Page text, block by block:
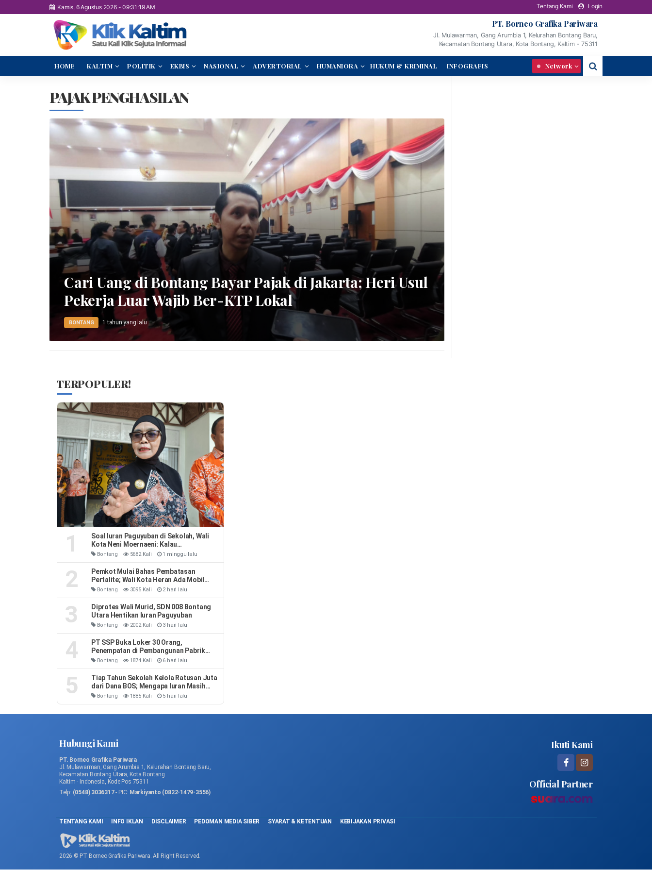
Kamis, 6 Agustus 2026-09:31:20 AM Tentang Kami Login
PT. Borneo Grafika Pariwara
Jl. Mulawarman, Gang Arumbia 1, Kelurahan Bontang Baru,
Kecamatan Bontang Utara, Kota Bontang, Kaltim - 75311
HOME KALTIM POLITIK EKBIS NASIONAL ADVERTORIAL HUMANIORA HUKUM & KRIMINAL INFOGRAFIS Network
PAJAK PENGHASILAN
Cari Uang di Bontang Bayar Pajak di Jakarta; Heri Usul
Pekerja Luar Wajib Ber-KTP Lokal
BONTANG 1 tahun yang lalu
TERPOPULER!
1
Soal Iuran Paguyuban di Sekolah, Wali
Kota Neni Moernaeni: Kalau
Kesepakatan Orang Tua Jangan Ribut-
Ribut
Bontang 5682 Kali 1 minggu lalu
2
Pemkot Mulai Bahas Pembatasan
Pertalite; Wali Kota Heran Ada Mobil
Habiskan 40 Liter Sehari
Bontang 3095 Kali 2 hari lalu
3
Diprotes Wali Murid, SDN 008 Bontang
Utara Hentikan Iuran Paguyuban
Bontang 2002 Kali 3 hari lalu
4
PT SSP Buka Loker 30 Orang,
Penempatan di Pembangunan Pabrik
Soda Ash
Bontang 1874 Kali 6 hari lalu
5
Tiap Tahun Sekolah Kelola Ratusan Juta
dari Dana BOS; Mengapa Iuran Masih
Ada
Bontang 1885 Kali 5 hari lalu
Hubungi Kami
PT. Borneo Grafika Pariwara
Jl. Mulawarman, Gang Arumbia 1, Kelurahan Bontang Baru,
Kecamatan Bontang Utara, Kota Bontang
Kaltim - Indonesia, Kode Pos 75311
Telp: (0548) 3036317- PIC: Markiyanto (0822-1479-3556)
Ikuti Kami
Official Partner
TENTANG KAMI INFO IKLAN DISCLAIMER PEDOMAN MEDIA SIBER SYARAT & KETENTUAN KEBIJAKAN PRIVASI
2026 © PT Borneo Grafika Pariwara. All Right Reserved.